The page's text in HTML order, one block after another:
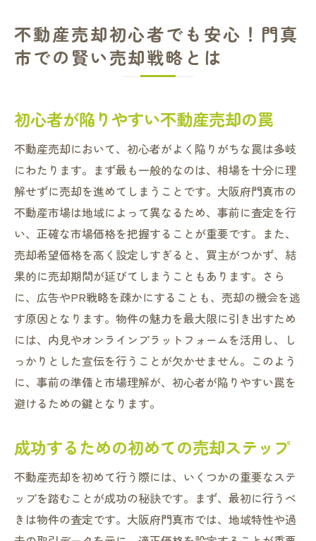
不動産売却初心者でも安心！門真
市での賢い売却戦略とは
初心者が陥りやすい不動産売却の罠
不動産売却において、初心者がよく陥りがちな罠は多岐
にわたります。まず最も一般的なのは、相場を十分に理
解せずに売却を進めてしまうことです。大阪府門真市の
不動産市場は地域によって異なるため、事前に査定を行
い、正確な市場価格を把握することが重要です。また、
売却希望価格を高く設定しすぎると、買主がつかず、結
果的に売却期間が延びてしまうこともあります。さら
に、広告やPR戦略を疎かにすることも、売却の機会を逃
す原因となります。物件の魅力を最大限に引き出すため
には、内見やオンラインプラットフォームを活用し、し
っかりとした宣伝を行うことが欠かせません。このよう
に、事前の準備と市場理解が、初心者が陥りやすい罠を
避けるための鍵となります。
成功するための初めての売却ステップ
不動産売却を初めて行う際には、いくつかの重要なステ
ップを踏むことが成功の秘訣です。まず、最初に行うべ
きは物件の査定です。大阪府門真市では、地域特性や過